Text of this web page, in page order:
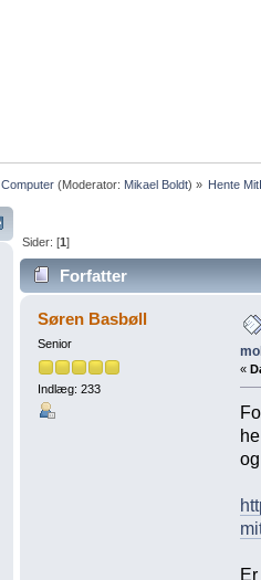
Computer(Moderator: Mikael Boldt) » Hente
Sider: [1]
Forfatter
biometrisk pas og mobil
Søren Basbøll
Senior
Indlæg: 233
«